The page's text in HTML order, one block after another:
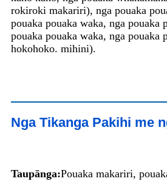
rokiroki makariri), nga pouaka
pouaka pouaka waka, nga pouaka
pouaka pouaka waka, nga pouaka
hokohoko. mihini).
Nga Tikanga Pakihi me
Taupānga:Pouaka makariri,